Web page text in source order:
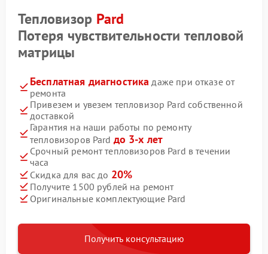
Тепловизор Pard
Потеря чувствительности тепловой
матрицы
Бесплатная диагностика даже при отказе от
ремонта
Привезем и увезем тепловизор Pard собственной
доставкой
Гарантия на наши работы по ремонту
тепловизоров Pard до 3-х лет
Срочный ремонт тепловизоров Pard в течении
часа
Скидка для вас до 20%
Получите 1500 рублей на ремонт
Оригинальные комплектующие Pard
Получить консультацию